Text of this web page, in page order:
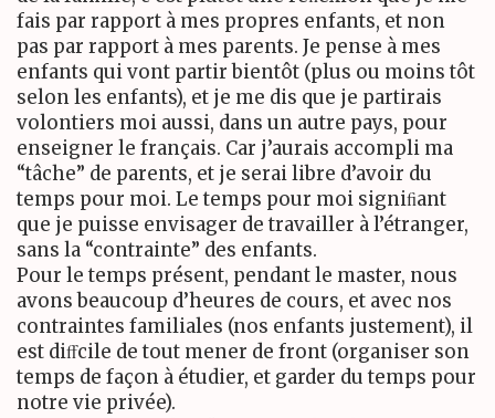
fais par rapport à mes propres enfants, et non
pas par rapport à mes parents. Je pense à mes
enfants qui vont partir bientôt (plus ou moins tôt
selon les enfants), et je me dis que je partirais
volontiers moi aussi, dans un autre pays, pour
enseigner le français. Car j’aurais accompli ma
“tâche” de parents, et je serai libre d’avoir du
temps pour moi. Le temps pour moi signiﬁant
que je puisse envisager de travailler à l’étranger,
sans la “contrainte” des enfants.
Pour le temps présent, pendant le master, nous
avons beaucoup d’heures de cours, et avec nos
contraintes familiales (nos enfants justement), il
est diﬀcile de tout mener de front (organiser son
temps de façon à étudier, et garder du temps pour
notre vie privée).